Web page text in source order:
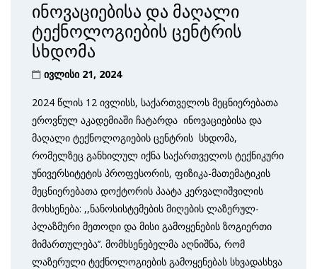
ინოვაციებისა და მაღალი
ტექნოლოგიების ცენტრის
სხდომა
ივლისი 21, 2024
2024 წლის 12 ივლისს, საქართველოს მეცნიერებათა
ეროვნულ აკადემიაში ჩატარდა ინოვაციებისა და
მაღალი ტექნოლოგიების ცენტრის სხდომა,
რომელზეც განხილულ იქნა საქართველოს ტექნიკური
უნივერსიტეტის პროფესორის, ფიზიკა-მათემატიკის
მეცნიერებათა დოქტორის პაატა კერვალიშვილის
მოხსენება: ,,ნანოსისტემების მიღების ლაზერულ-
პლაზმური მეთოდი და მისი გამოყენების ზოგიერთი
მიმართულება’’. მომხსენებელმა აღნიშნა, რომ
ლაზერული ტექნოლოგიების გამოყენებას სხვადასხვა